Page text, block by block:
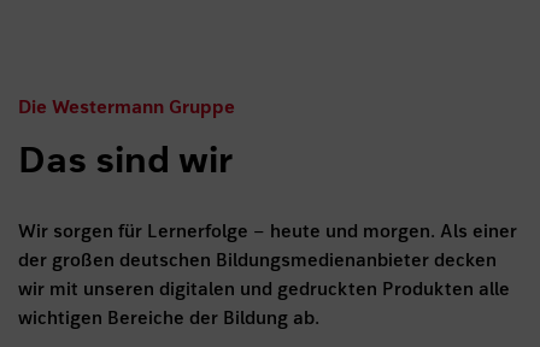
Die Westermann Gruppe
Das sind wir
Wir sorgen für Lernerfolge – heute und morgen. Als einer
der großen deutschen Bildungsmedienanbieter decken
wir mit unseren digitalen und gedruckten Produkten alle
wichtigen Bereiche der Bildung ab.